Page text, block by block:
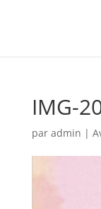
IMG-
par admin |